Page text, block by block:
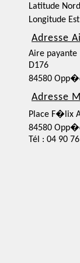
Latitude
Longitude
Adresse
Aire payante
D176
84580
Adresse
Place F�lix
84580
Tél : 04 90